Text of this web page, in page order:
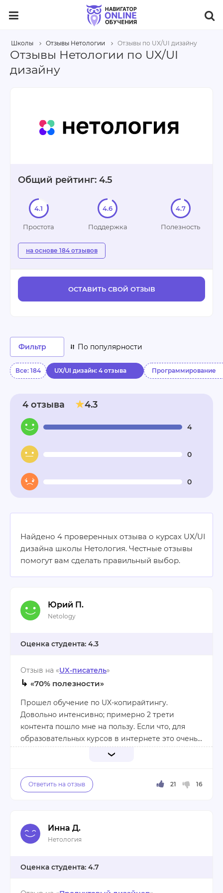
Школы Отзывы Нетологии Отзывы по UX/UI дизайну
Отзывы Нетологии по UX/UI
дизайну
Найдено 4 проверенных отзыва о курсах UX/UI
дизайна школы Нетология. Честные отзывы
помогут вам сделать правильный выбор.
Юрий П.
Netology
4.3
Отзыв на «UX-писатель»
↳ «70% полезности»
Прошел обучение по UX-копирайтингу.
Довольно интенсивно; примерно 2 трети
контента пошло мне на пользу. Если что, для
образовательных курсов в интернете это очень
Моторина. Видно, что человек хорошо знает
свое дело.
Курс по созданию лендингов дали в подарок.
Наверное, он тоже неплох, но он в основном для
учеников школы с предложением вакансий.
Инна Д.
Нетология
4.7
Общий рейтинг: 4.5
4.1
Простота
4.6
Поддержка
4.7
Полезность
на основе 184 отзывов
ОСТАВИТЬ СВОЙ ОТЗЫВ
Фильтр По популярности
Все: 184 UX/UI дизайн: 4 отзыва Программирование
4 отзыва 4.3
4
0
0